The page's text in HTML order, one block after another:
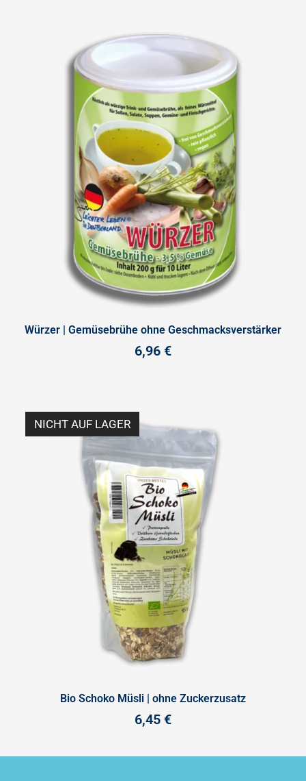
Würzer | Gemüsebrühe ohne Geschmacksverstärker
6,96 €
NICHT AUF LAGER
Bio Schoko Müsli | ohne Zuckerzusatz
6,45 €